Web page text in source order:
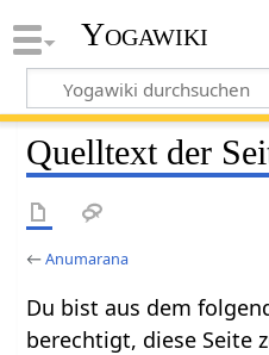
Yogawiki
Quelltext der
←Anumarana
Du bist aus dem
berechtigt, diese Seite